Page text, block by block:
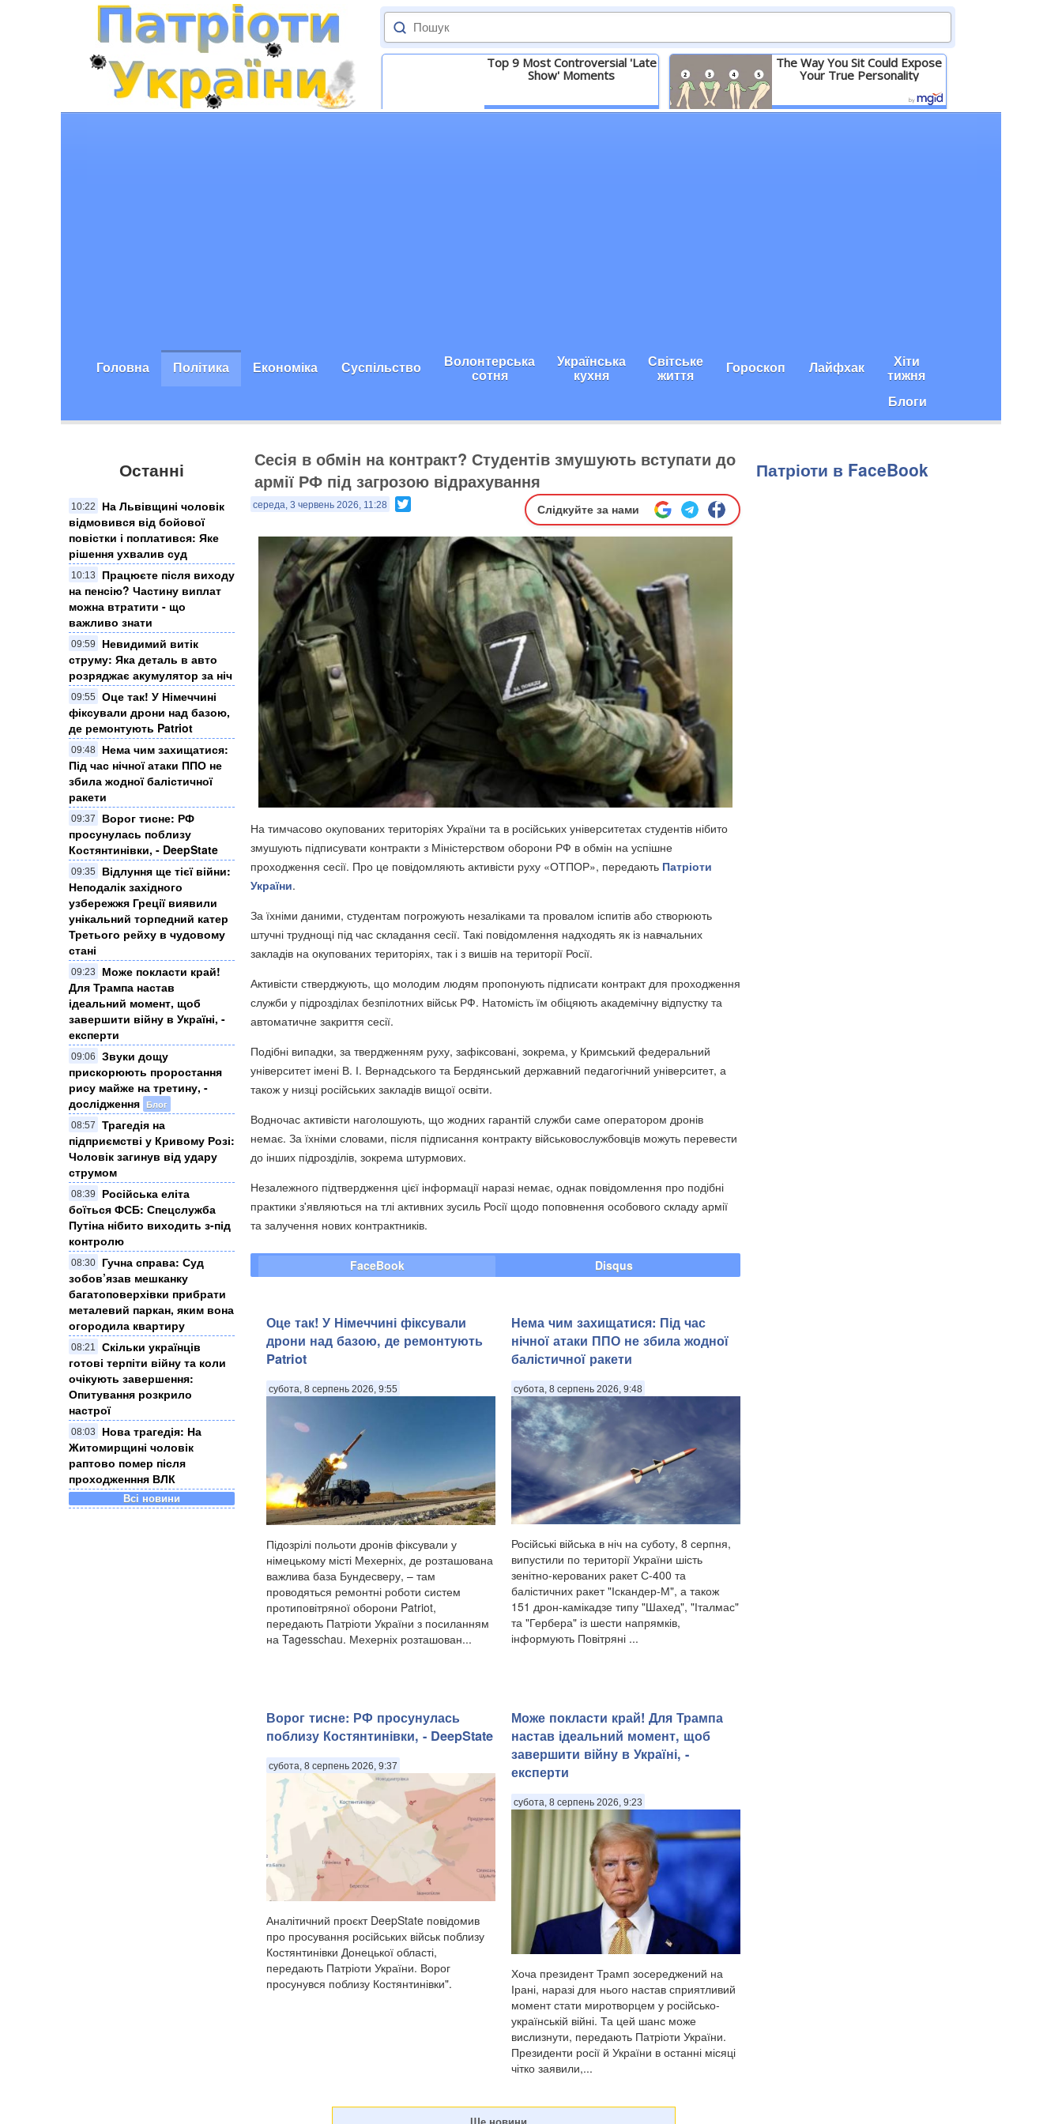
Top 9 Most Controversial 'Late
Show' Moments
Детальніше
The Way You Sit Could Expose
Your True Personality
Детальніше
Головна Політика Економіка Суспільство Волонтерська
сотня
Українська
кухня
Світське
життя Гороскоп Лайфхак Хіти
тижня
Блоги
Останні
10:22
На Львівщині чоловік
відмовився від бойової
повістки і поплатився: Яке
рішення ухвалив суд
10:13
Працюєте після виходу
на пенсію? Частину виплат
можна втратити - що
важливо знати
09:59
Невидимий витік
струму: Яка деталь в авто
розряджає акумулятор за ніч
09:55
Оце так! У Німеччині
фіксували дрони над базою,
де ремонтують Patriot
09:48
Нема чим захищатися:
Під час нічної атаки ППО не
збила жодної балістичної
ракети
09:37
Ворог тисне: РФ
просунулась поблизу
Костянтинівки, - DeepState
09:35
Відлуння ще тієї війни:
Неподалік західного
узбережжя Греції виявили
унікальний торпедний катер
Третього рейху в чудовому
стані
09:23
Може покласти край!
Для Трампа настав
ідеальний момент, щоб
завершити війну в Україні, -
експерти
09:06
Звуки дощу
прискорюють проростання
рису майже на третину, -
дослідження Блог
08:57
Трагедія на
підприємстві у Кривому Розі:
Чоловік загинув від удару
струмом
08:39
Російська еліта
боїться ФСБ: Спецслужба
Путіна нібито виходить з-під
контролю
08:30
Гучна справа: Суд
зобов’язав мешканку
багатоповерхівки прибрати
металевий паркан, яким вона
огородила квартиру
08:21
Скільки українців
готові терпіти війну та коли
очікують завершення:
Опитування розкрило
настрої
08:03
Нова трагедія: На
Житомирщині чоловік
раптово помер після
проходженння ВЛК
Всі новини
Сесія в обмін на контракт? Студентів змушують вступати до
армії РФ під загрозою відрахування
середа, 3 червень 2026, 11:28 Слідкуйте за нами
На тимчасово окупованих територіях України та в російських університетах студентів нібито
змушують підписувати контракти з Міністерством оборони РФ в обмін на успішне
проходження сесії. Про це повідомляють активісти руху «ОТПОР», передають Патріоти
України.
За їхніми даними, студентам погрожують незаліками та провалом іспитів або створюють
штучні труднощі під час складання сесії. Такі повідомлення надходять як із навчальних
закладів на окупованих територіях, так і з вишів на території Росії.
Активісти стверджують, що молодим людям пропонують підписати контракт для проходження
служби у підрозділах безпілотних військ РФ. Натомість їм обіцяють академічну відпустку та
автоматичне закриття сесії.
Подібні випадки, за твердженням руху, зафіксовані, зокрема, у Кримський федеральний
університет імені В. І. Вернадського та Бердянський державний педагогічний університет, а
також у низці російських закладів вищої освіти.
Водночас активісти наголошують, що жодних гарантій служби саме оператором дронів
немає. За їхніми словами, після підписання контракту військовослужбовців можуть перевести
до інших підрозділів, зокрема штурмових.
Незалежного підтвердження цієї інформації наразі немає, однак повідомлення про подібні
практики з'являються на тлі активних зусиль Росії щодо поповнення особового складу армії
та залучення нових контрактників.
FaceBook Disqus
Оце так! У Німеччині фіксували
дрони над базою, де ремонтують
Patriot
субота, 8 серпень 2026, 9:55
Підозрілі польоти дронів фіксували у
німецькому місті Мехерніх, де розташована
важлива база Бундесверу, – там
проводяться ремонтні роботи систем
протиповітряної оборони Patriot,
передають Патріоти України з посиланням
на Tagesschau. Мехерніх розташован...
Нема чим захищатися: Під час
нічної атаки ППО не збила жодної
балістичної ракети
субота, 8 серпень 2026, 9:48
Російські війська в ніч на суботу, 8 серпня,
випустили по території України шість
зенітно-керованих ракет С-400 та
балістичних ракет "Іскандер-М", а також
151 дрон-камікадзе типу "Шахед", "Італмас"
та "Гербера" із шести напрямків,
інформують Повітряні ...
Ворог тисне: РФ просунулась
поблизу Костянтинівки, - DeepState
субота, 8 серпень 2026, 9:37
Аналітичний проєкт DeepState повідомив
про просування російських військ поблизу
Костянтинівки Донецької області,
передають Патріоти України. Ворог
просунувся поблизу Костянтинівки".
Може покласти край! Для Трампа
настав ідеальний момент, щоб
завершити війну в Україні, -
експерти
субота, 8 серпень 2026, 9:23
Хоча президент Трамп зосереджений на
Ірані, наразі для нього настав сприятливий
момент стати миротворцем у російсько-
українській війні. Та цей шанс може
вислизнути, передають Патріоти України.
Президенти росії й України в останні місяці
чітко заявили,...
Патріоти в FaceBook